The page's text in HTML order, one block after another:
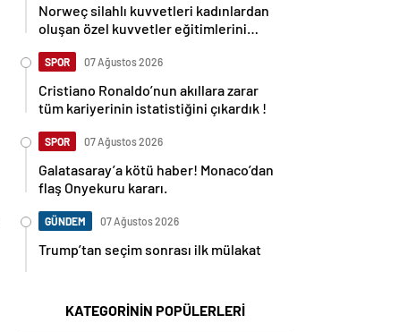
Norweç silahlı kuvvetleri kadınlardan
oluşan özel kuvvetler eğitimlerini
SPOR 07 Ağustos 2026
Cristiano Ronaldo’nun akıllara zarar
tüm kariyerinin istatistiğini çıkardık !
SPOR 07 Ağustos 2026
Galatasaray’a kötü haber! Monaco’dan
flaş Onyekuru kararı.
GÜNDEM 07 Ağustos 2026
Trump’tan seçim sonrası ilk mülakat
KATEGORİNİN POPÜLERLERİ